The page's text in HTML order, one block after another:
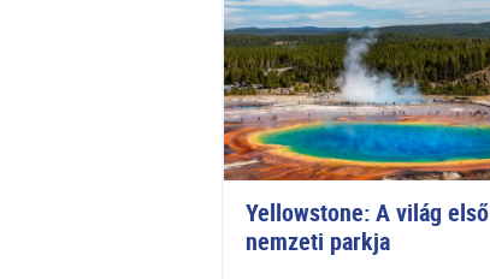
Yellowstone: A világ első
nemzeti parkja